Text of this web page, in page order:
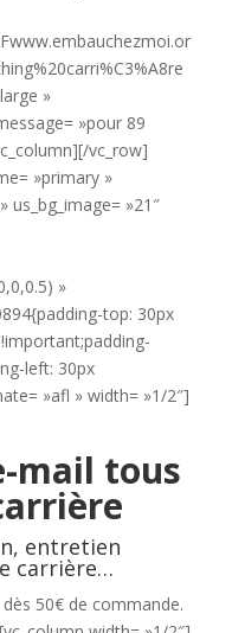
»
»pour 89
vc_row]
»primary »
us_bg_image= »21″
»
top: 30px
left: 30px
»afl » width= »1/2″]
mail tous
entretien
carrière…
50€ de commande.